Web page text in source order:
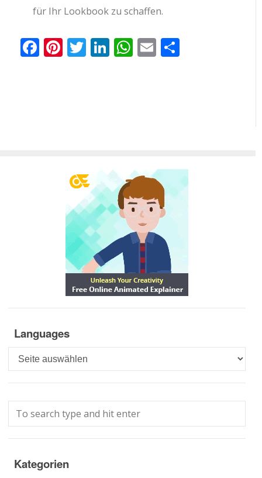
für Ihr Lookbook zu schaffen.
Facebook
Pinterest
Twitter
LinkedIn
WhatsApp
Email
Languages
Languages
Kategorien